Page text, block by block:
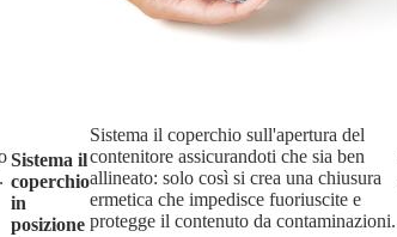
Sistema il
coperchio
in
posizione
Sistema il coperchio sull'apertura del
contenitore assicurandoti che sia ben
allineato: solo così si crea una chiusura
ermetica che impedisce fuoriuscite e
protegge il contenuto da contaminazioni.